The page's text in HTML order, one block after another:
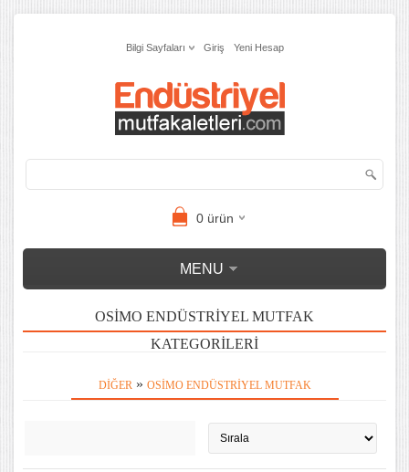
Bilgi Sayfaları Giriş Yeni Hesap
0ürün
MENU
OSIMO ENDÜSTRIYEL MUTFAK
KATEGORILERI
DIĞER » OSIMO ENDÜSTRIYEL MUTFAK